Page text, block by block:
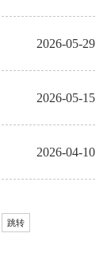
2026-05-29
2026-05-15
2026-04-10
跳转